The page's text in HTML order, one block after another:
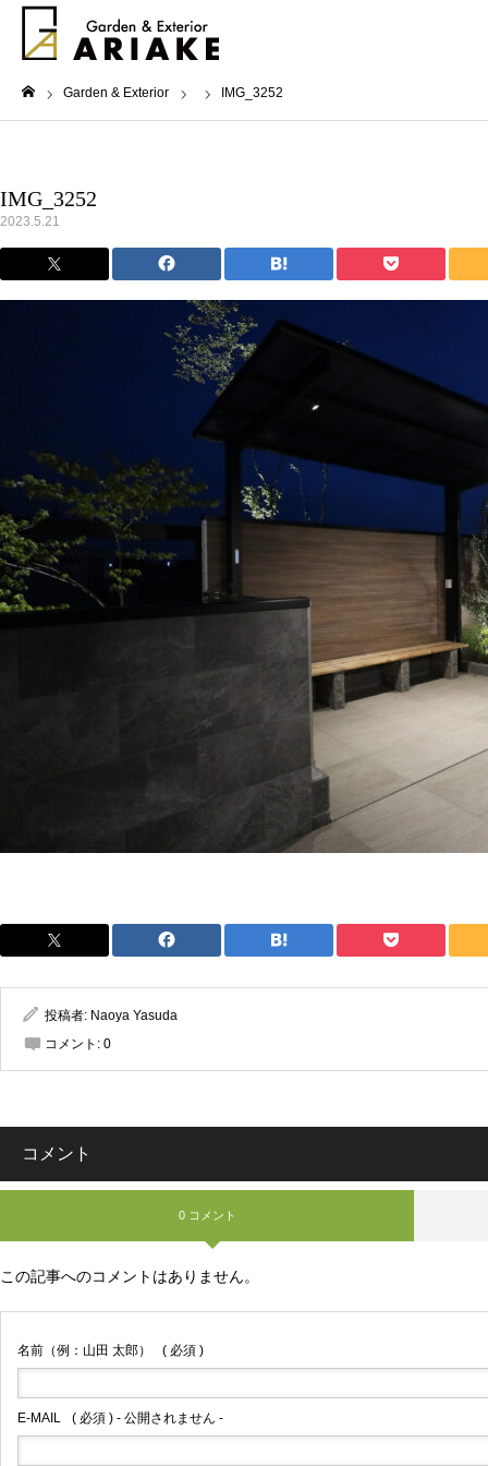
Garden & Exterior IMG_3252
IMG_3252
2023.5.21
投稿者: Naoya Yasuda
コメント: 0
コメント
0 コメント
この記事へのコメントはありません。
名前（例：山田 太郎） ( 必須 )
E-MAIL ( 必須 ) - 公開されません -